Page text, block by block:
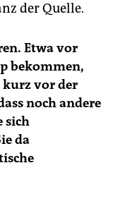
der Quelle.
Etwa vor
bekommen,
kurz vor der
noch andere
sich
da